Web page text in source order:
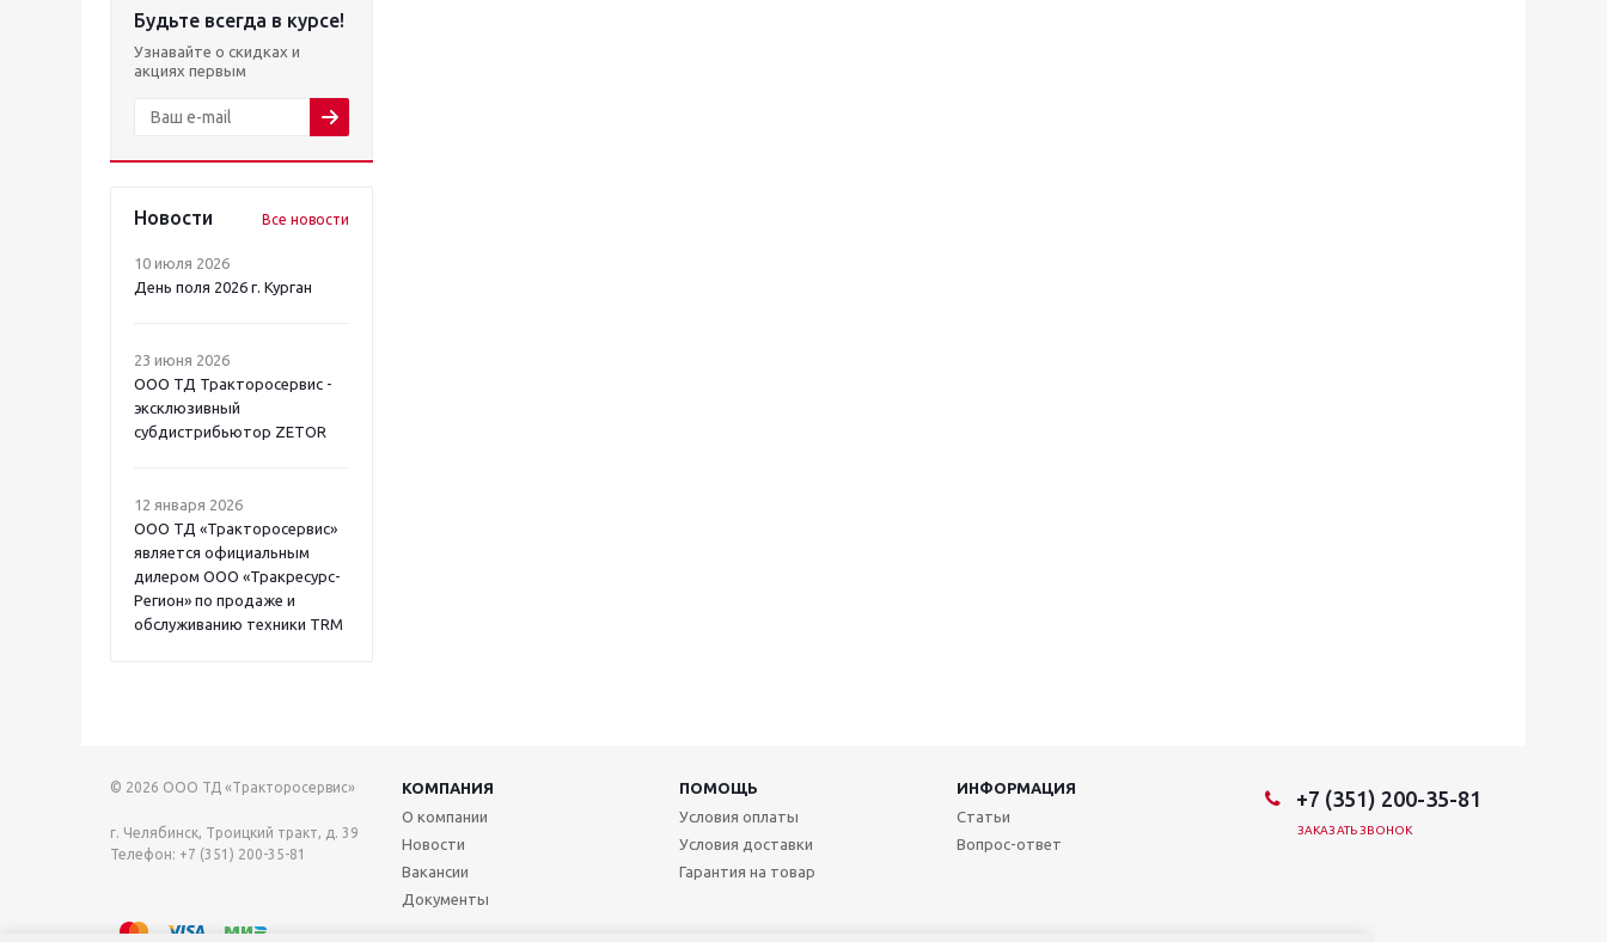
Будьте всегда в курсе!
Узнавайте о скидках и
акциях первым
Новости Все новости
10 июля 2026
День поля 2026 г. Курган
23 июня 2026
ООО ТД Тракторосервис -
эксклюзивный
субдистрибьютор ZETOR
12 января 2026
ООО ТД «Тракторосервис»
является официальным
дилером ООО «Тракресурс-
Регион» по продаже и
обслуживанию техники TRM
© 2026 ООО ТД «Тракторосервис»
г. Челябинск, Троицкий тракт, д. 39
Телефон: +7 (351) 200-35-81
КОМПАНИЯ ПОМОЩЬ
ИНФОРМАЦИЯ
О компании
Новости
Вакансии
Документы
Условия оплаты
Условия доставки
Гарантия на товар
Статьи
Вопрос-ответ
+7 (351) 200-35-81
ЗАКАЗАТЬ ЗВОНОК